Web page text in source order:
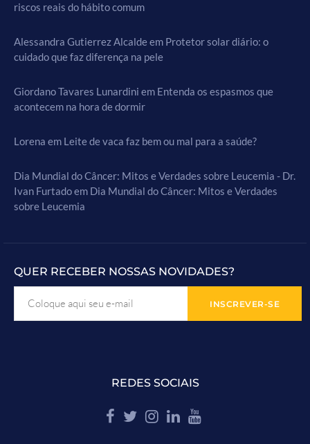
riscos reais do hábito comum
Alessandra Gutierrez Alcaldeem Protetor solar diário: o
cuidado que faz diferença na pele
Giordano Tavares Lunardini em Entenda os espasmos que
acontecem na hora de dormir
Lorena em Leite de vaca faz bem ou mal para a saúde?
Dia Mundial do Câncer: Mitos e Verdades sobre Leucemia - Dr.
Ivan Furtadoem Dia Mundial do Câncer: Mitos e Verdades
sobre Leucemia
QUER RECEBER NOSSAS NOVIDADES?
REDES SOCIAIS